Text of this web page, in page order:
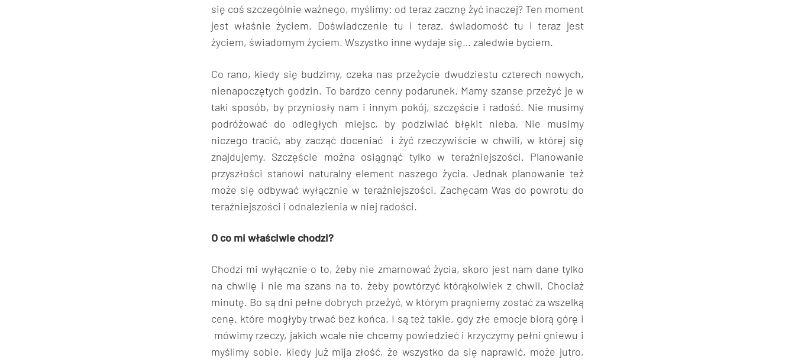
się coś szczególnie ważnego, myślimy: od teraz zacznę żyć inaczej? Ten moment
jest właśnie życiem. Doświadczenie tu i teraz, świadomość tu i teraz jest
życiem, świadomym życiem. Wszystko inne wydaje się… zaledwie byciem.
Co rano, kiedy się budzimy, czeka nas przeżycie dwudziestu czterech nowych,
nienapoczętych godzin. To bardzo cenny podarunek. Mamy szanse przeżyć je w
taki sposób, by przyniosły nam i innym pokój, szczęście i radość. Nie musimy
podróżować do odległych miejsc, by podziwiać błękit nieba. Nie musimy
niczego tracić, aby zacząć doceniać i żyć rzeczywiście w chwili, w której się
znajdujemy. Szczęście można osiągnąć tylko w teraźniejszości. Planowanie
przyszłości stanowi naturalny element naszego życia. Jednak planowanie też
może się odbywać wyłącznie w teraźniejszości. Zachęcam Was do powrotu do
teraźniejszości i odnalezienia w niej radości.
O co mi właściwie chodzi?
Chodzi mi wyłącznie o to, żeby nie zmarnować życia, skoro jest nam dane tylko
na chwilę i nie ma szans na to, żeby powtórzyć którąkolwiek z chwil. Chociaż
minutę. Bo są dni pełne dobrych przeżyć, w którym pragniemy zostać za wszelką
cenę. które mogłyby trwać bez końca. I są też takie, gdy złe emocje biorą górę i
mówimy rzeczy, jakich wcale nie chcemy powiedzieć i krzyczymy pełni gniewu i
myślimy sobie, kiedy już mija złość, że wszystko da się naprawić, może jutro,